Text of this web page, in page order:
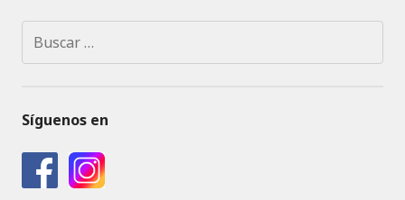
Síguenos en